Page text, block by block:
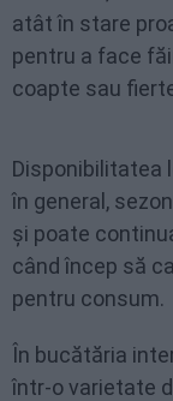
atât în stare
pentru a face
coapte sau
Disponibilitatea
în general,
și poate
când încep să
pentru consum.
În bucătăria
într-o varietate